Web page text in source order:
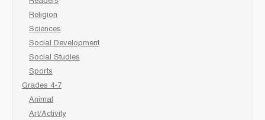
Religion
Sciences
Social Development
Social Studies
Sports
Grades 4-7
Animal
Art/Activity